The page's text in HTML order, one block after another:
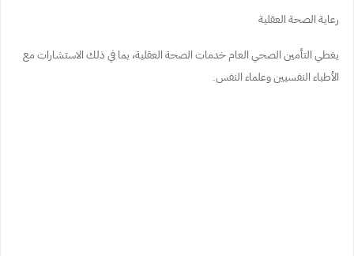
رعاية الصحة العقلية
يغطي التأمين الصحي العام خدمات الصحة العقلية، بما في ذلك الاستشارات مع
الأطباء النفسيين وعلماء النفس.